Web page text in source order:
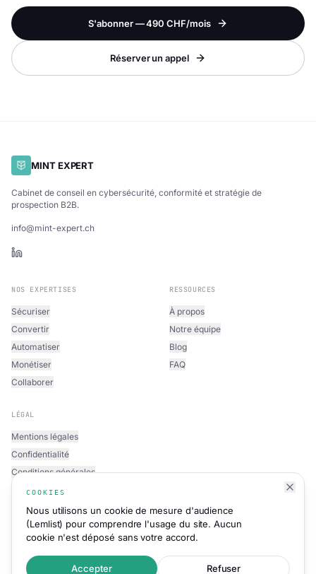
S'abonner — 490 CHF/mois
Réserver un appel
MINT EXPERT
Cabinet de conseil en cybersécurité, conformité et stratégie de
prospection B2B.
info@mint-expert.ch
NOS EXPERTISES
Sécuriser
Convertir
Automatiser
Monétiser
Collaborer
RESSOURCES
À propos
Notre équipe
Blog
FAQ
LÉGAL
Mentions légales
Confidentialité
Conditions générales
©2026Mint Expert Sàrl · Genève, Suisse ·
CHE-227.659.003 · Tous droits réservés
COOKIES
Nous utilisons un cookie de mesure d'audience
(Lemlist) pour comprendre l'usage du site. Aucun
cookie n'est déposé sans votre accord.
Accepter Refuser